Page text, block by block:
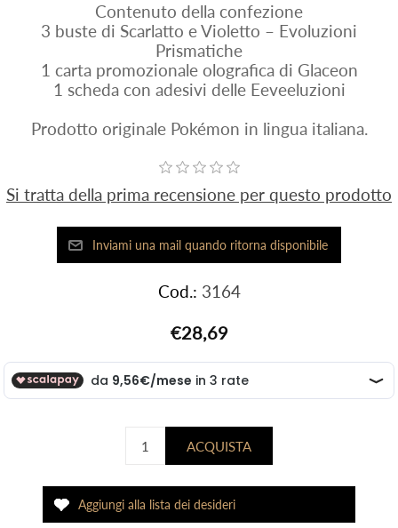
Contenuto della confezione
3 buste di Scarlatto e Violetto – Evoluzioni
Prismatiche
1 carta promozionale olografica di Glaceon
1 scheda con adesivi delle Eeveeluzioni
Prodotto originale Pokémon in lingua italiana.
Si tratta della prima recensione per questo prodotto
Cod.: 3164
€28,69